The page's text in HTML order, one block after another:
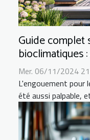
Guide complet
bioclimatiques
Mer. 06/11/2024
L'engouement pour
été aussi palpable,